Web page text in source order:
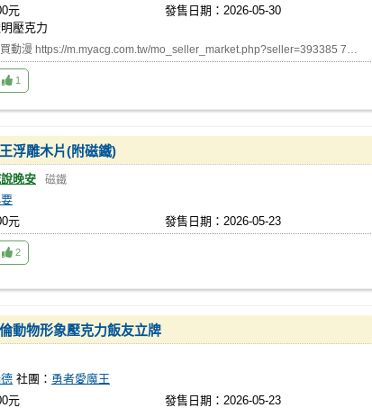
元
發售日期：2026-05-30
壓克力
動漫 https://m.myacg.com.tw/mo_seller_market.php?seller=393385 7…
1
浮雕木片(附磁鐵)
晚安 磁鐵
元
發售日期：2026-05-23
2
動物形象壓克力飯友立牌
社團： 勇者愛魔王
元
發售日期：2026-05-23